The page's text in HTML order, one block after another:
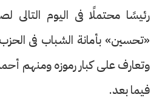
رئيسًا محتملًا فى اليوم التالى
«تحسين» بأمانة الشباب فى
وتعارف على كبار رموزه ومنهم
فيما بعد.